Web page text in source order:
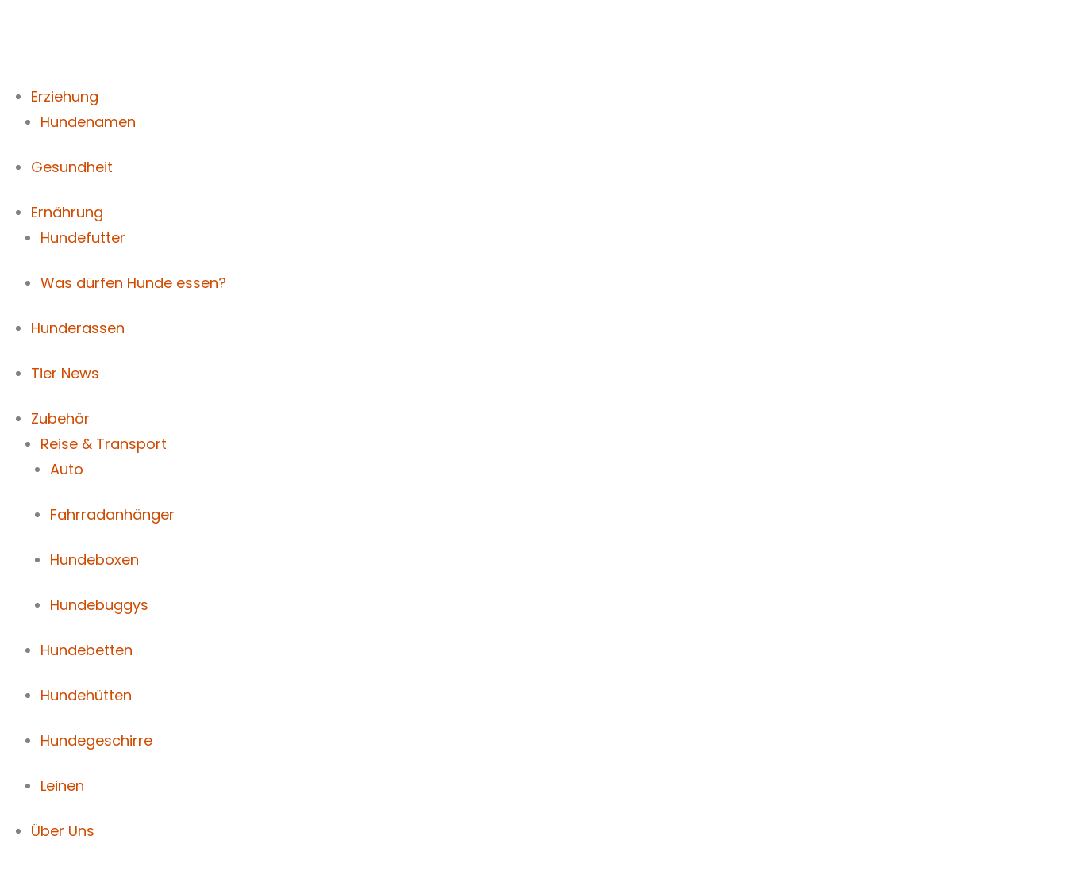
Erziehung
Hundenamen
Gesundheit
Ernährung
Hundefutter
Was dürfen Hunde essen?
Hunderassen
Tier News
Zubehör
Reise & Transport
Auto
Fahrradanhänger
Hundeboxen
Hundebuggys
Hundebetten
Hundehütten
Hundegeschirre
Leinen
Über Uns